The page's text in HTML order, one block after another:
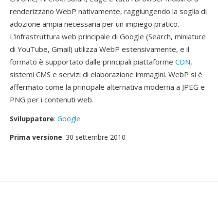
renderizzano WebP nativamente, raggiungendo la soglia di
adozione ampia necessaria per un impiego pratico.
L'infrastruttura web principale di Google (Search, miniature
di YouTube, Gmail) utilizza WebP estensivamente, e il
formato è supportato dalle principali piattaforme CDN,
sistemi CMS e servizi di elaborazione immagini. WebP si è
affermato come la principale alternativa moderna a JPEG e
PNG per i contenuti web.
Sviluppatore: Google
Prima versione: 30 settembre 2010